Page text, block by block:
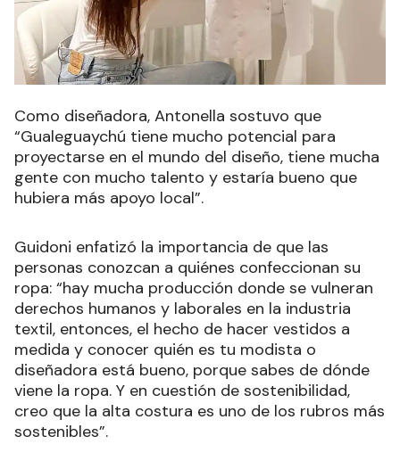
Como diseñadora, Antonella sostuvo que
“Gualeguaychú tiene mucho potencial para
proyectarse en el mundo del diseño, tiene mucha
gente con mucho talento y estaría bueno que
hubiera más apoyo local”.
Guidoni enfatizó la importancia de que las
personas conozcan a quiénes confeccionan su
ropa: “hay mucha producción donde se vulneran
derechos humanos y laborales en la industria
textil, entonces, el hecho de hacer vestidos a
medida y conocer quién es tu modista o
diseñadora está bueno, porque sabes de dónde
viene la ropa. Y en cuestión de sostenibilidad,
creo que la alta costura es uno de los rubros más
sostenibles”.